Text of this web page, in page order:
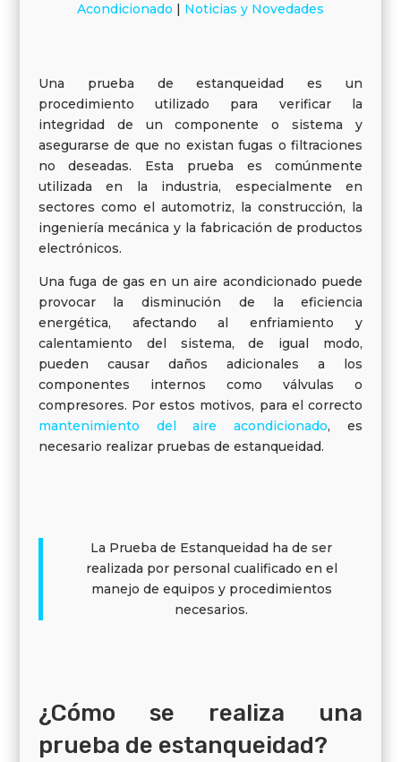
Acondicionado
Noticias y Novedades
Una prueba de estanqueidad es un
procedimiento utilizado para verificar la
integridad de un componente o sistema y
asegurarse de que no existan fugas o filtraciones
no deseadas. Esta prueba es comúnmente
utilizada en la industria, especialmente en
sectores como el automotriz, la construcción, la
ingeniería mecánica y la fabricación de productos
electrónicos.
Una fuga de gas en un aire acondicionado puede
provocar la disminución de la eficiencia
energética, afectando al enfriamiento y
calentamiento del sistema, de igual modo,
pueden causar daños adicionales a los
componentes internos como válvulas o
compresores. Por estos motivos, para el correcto
mantenimiento del aire acondicionado, es
necesario realizar pruebas de estanqueidad.
La Prueba de Estanqueidad ha de ser
realizada por personal cualificado en el
manejo de equipos y procedimientos
necesarios.
¿Cómo se realiza una
prueba de estanqueidad?